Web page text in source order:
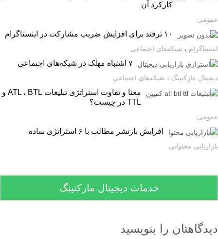
کارکرد آن
۱۰ ترفند برای افزایش ضریب مشارکت در اینستاگرام
،شبکه‌های اجتماعی
مارکتینگ،شبکه‌های اجتماعی
معنا و تفاوت استراتژی تبلیغات ATL ، BTL و
TTL در چیست؟
افزایش بازنشر مطالب با ۶ استراتژی ساده
محتوایی
خدمات دیجیتال مارکتینگ
را بنویسید